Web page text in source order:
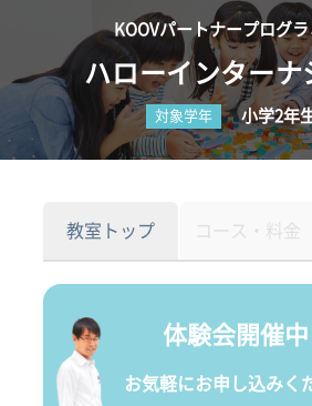
KOOVパートナープログ
ハローインターナ
対象学年 小学2年
教室トップ コース・料金
体験会開催中
お気軽にお申し込みく